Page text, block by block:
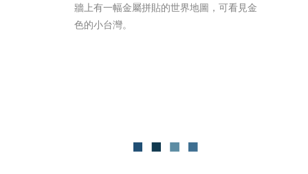
牆上有一幅金屬拼貼的世界地圖，可看見金
色的小台灣。